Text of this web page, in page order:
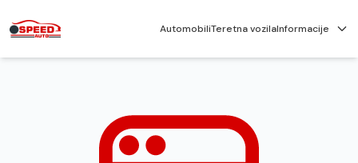
AutomobiliTeretna vozilaInformacije